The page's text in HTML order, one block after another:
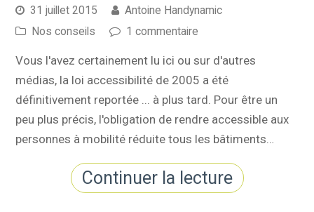
31 juillet 2015
Antoine Handynamic
Nos conseils
1 commentaire
Vous l'avez certainement lu ici ou sur d'autres
médias, la loi accessibilité de 2005 a été
définitivement reportée ... à plus tard. Pour être un
peu plus précis, l'obligation de rendre accessible aux
personnes à mobilité réduite tous les bâtiments…
Continuer la lecture